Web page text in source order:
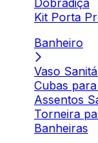
Dobradiça
Kit Porta
Banheiro
Vaso
Cubas
Assentos
Torneira
Banheiras